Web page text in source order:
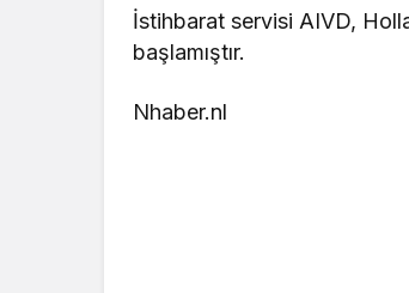
İstihbarat servisi AIVD,
başlamıştır.
Nhaber.nl